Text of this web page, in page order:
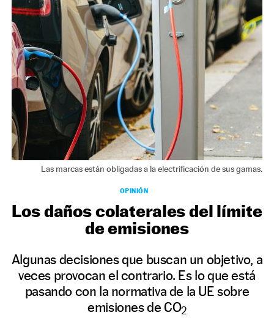
NEWSLETTER
SÍGUENOS
Las marcas están obligadas a la electrificación de sus gamas.
OPINIÓN
Los daños colaterales del límite
de emisiones
Algunas decisiones que buscan un objetivo, a
veces provocan el contrario. Es lo que está
pasando con la normativa de la UE sobre
emisiones de CO2